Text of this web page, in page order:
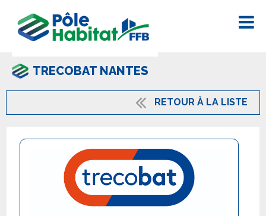
TRECOBAT NANTES
RETOUR À LA LISTE